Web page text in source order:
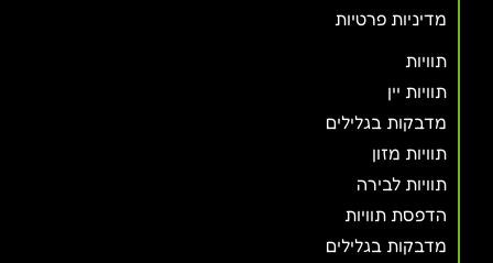
מדיניות פרטיות
תוויות
תוויות יין
מדבקות בגלילים
תוויות מזון
תוויות לבירה
הדפסת תוויות
מדבקות בגלילים